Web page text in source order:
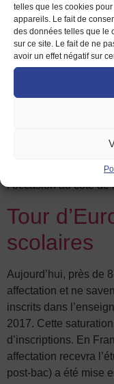
telles que les cookies
appareils. Le fait de
des données telles que le
sur ce site. Le fait de ne
avoir un effet négatif sur
représentante
consule honoraire
L’UE en
Depuis plus d’un an,
européens et cafés
institutions et
notamment été
l’occasion au côté
Tour
scolaires
Aujourd’hui, près de
affectation et ne
inscrits dans
2017. Cette
d’inscriptions. En
affectation recevra
post-bac) a été mise